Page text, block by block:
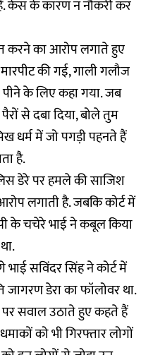
केस के कारण न नौकरी कर
करने का आरोप लगाते हुए
की गई, गाली गलौज
के लिए कहा गया. जब
से दबा दिया, बोले तुम
धर्म में जो पगड़ी पहनते हैं
है.
डेरे पर हमले की साजिश
लगाती है. जबकि कोर्ट में
के चचेरे भाई ने कबूल किया
सविंदर सिंह ने कोर्ट में
जागरण डेरा का फॉलोवर था.
पर सवाल उठाते हुए कहते हैं
को भी गिरफ्तार लोगों